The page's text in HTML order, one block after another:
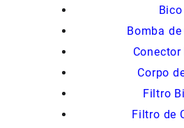
Bomba
Corpo
Filtro
Filtro de